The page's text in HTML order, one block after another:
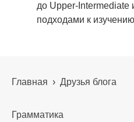
до Upper-Intermediate
подходами к
Главная › Друзья блога
Грамматика